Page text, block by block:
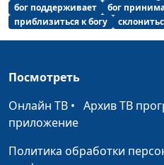
Жизненный путь
Пред Тобой в
Любовь
прокладывает путь
Когда душа твоя
томится
бог поддерживает
бог
приблизиться к богу
Посмотреть
Онлайн ТВ • Архив ТВ
приложение
Политика обработки